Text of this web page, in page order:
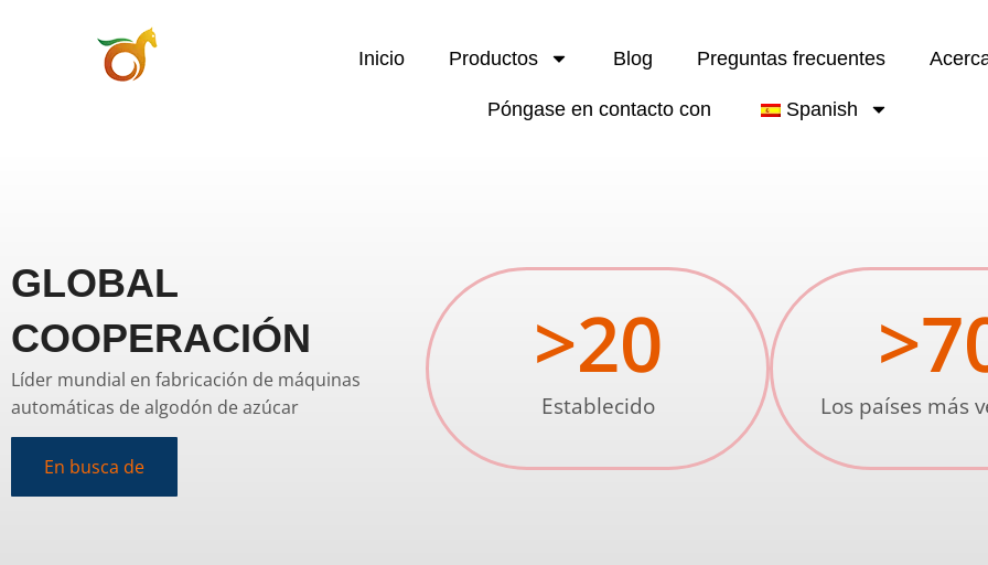
Inicio Productos Blog Preguntas frecuentes
Póngase en contacto con Spanish
GLOBAL
COOPERACIÓN
Líder mundial en fabricación de máquinas
automáticas de algodón de azúcar
En busca de
Establecido
>20
Los países más
>